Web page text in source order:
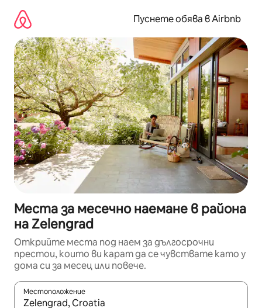
съдържанието
Пуснете обява в Airbnb
Места за месечно наемане в района
на Zelengrad
Открийте места под наем за дългосрочни
престои, които ви карат да се чувствате като у
дома си за месец или повече.
Местоположение
Когато резултатите се покажат, използвайте